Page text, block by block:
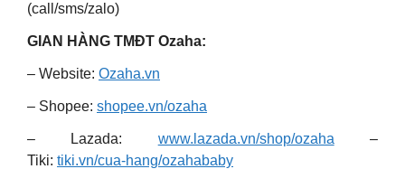
(call/sms/zalo)
GIAN HÀNG TMĐT Ozaha:
– Website: Ozaha.vn
– Shopee: shopee.vn/ozaha
– Lazada: www.lazada.vn/shop/ozaha –
Tiki: tiki.vn/cua-hang/ozahababy